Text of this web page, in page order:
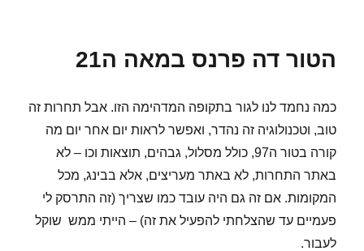
הטור דה פרנס במאה ה21
כמה נחמד לנו לגור בתקופה המדהימה הזו. אבל תחרות זה
טוב, וטכנולוגיה זה נהדר, ואפשר לראות יום אחר יום מה
קורה בטור ה97, כולל מסלול, גבהים, תוצאות וכו – לא
באתר התחרות, לא באתר מעריצים, אלא בבינג, מכל
המקומות. אם זה גם היה עובד כמו שצריך (זה התרסק לי
פעמיים עד שהצלחתי להפעיל את זה) – הייתי ממש שוקל
לעבור.